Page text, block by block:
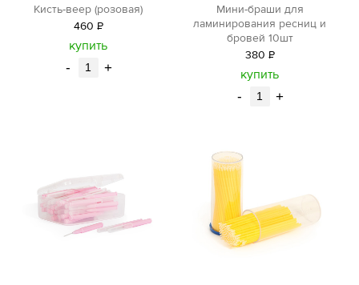
Кисть-веер (розовая)
460 Р
уб.
купить
- +
Мини-браши для
ламинирования ресниц и
бровей 10шт
380 Р
уб.
купить
- +